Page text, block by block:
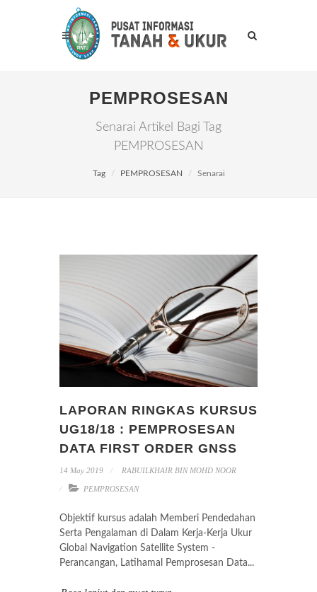
PEMPROSESAN
Senarai Artikel Bagi Tag
PEMPROSESAN
Tag PEMPROSESAN Senarai
LAPORAN RINGKAS KURSUS
UG18/18 : PEMPROSESAN
DATA FIRST ORDER GNSS
14 May 2019 RABUILKHAIR BIN MOHD NOOR
PEMPROSESAN
Objektif kursus adalah Memberi Pendedahan
Serta Pengalaman di Dalam Kerja-Kerja Ukur
Global Navigation Satellite System -
Perancangan, Latihamal Pemprosesan Data...